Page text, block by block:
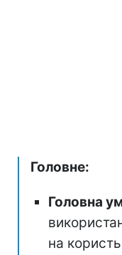
Головне:
Головна
на